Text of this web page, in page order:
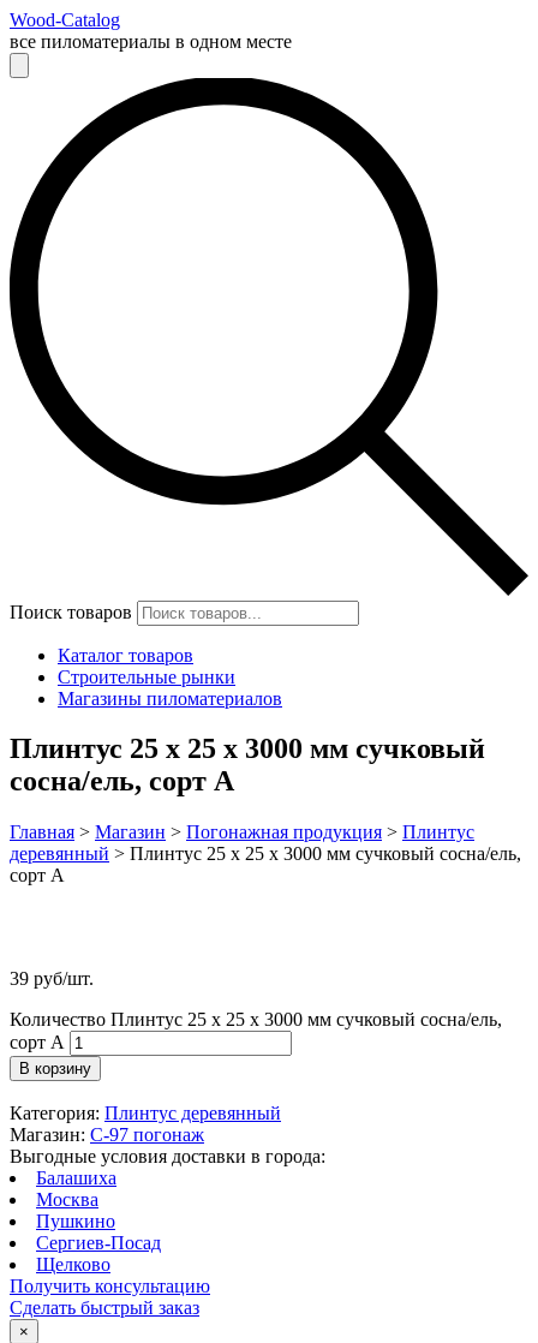
Wood-Catalog
все пиломатериалы в одном месте
Поиск товаров
Каталог товаров
Строительные рынки
Магазины пиломатериалов
Плинтус 25 х 25 х 3000 мм сучковый
сосна/ель, сорт А
Главная > Магазин > Погонажная продукция > Плинтус
деревянный > Плинтус 25 х 25 х 3000 мм сучковый сосна/ель,
сорт А
39 руб/шт.
Количество Плинтус 25 х 25 х 3000 мм сучковый сосна/ель,
сорт А
В корзину
Категория: Плинтус деревянный
Магазин: C-97 погонаж
Выгодные условия доставки в города:
Балашиха
Москва
Пушкино
Сергиев-Посад
Щелково
Получить консультацию
Сделать быстрый заказ
×